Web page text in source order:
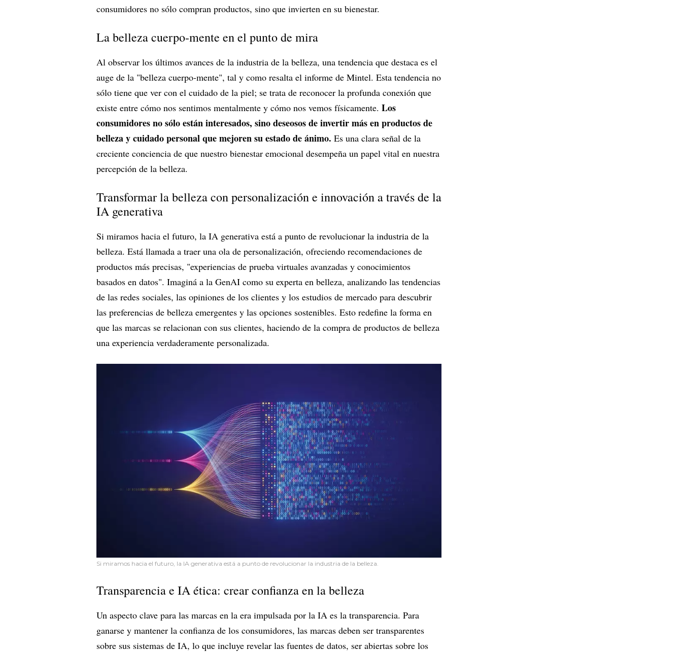
consumidores no sólo compran productos, sino que invierten en su bienestar.
La belleza cuerpo-mente en el punto de mira
Al observar los últimos avances de la industria de la belleza, una tendencia que destaca es el
auge de la "belleza cuerpo-mente", tal y como resalta el informe de Mintel. Esta tendencia no
sólo tiene que ver con el cuidado de la piel; se trata de reconocer la profunda conexión que
existe entre cómo nos sentimos mentalmente y cómo nos vemos físicamente. Los
consumidores no sólo están interesados, sino deseosos de invertir más en productos de
belleza y cuidado personal que mejoren su estado de ánimo. Es una clara señal de la
creciente conciencia de que nuestro bienestar emocional desempeña un papel vital en nuestra
percepción de la belleza.
Transformar la belleza con personalización e innovación a través de la
IA generativa
Si miramos hacia el futuro, la IA generativa está a punto de revolucionar la industria de la
belleza. Está llamada a traer una ola de personalización, ofreciendo recomendaciones de
productos más precisas, "experiencias de prueba virtuales avanzadas y conocimientos
basados en datos". Imaginá a la GenAI como su experta en belleza, analizando las tendencias
de las redes sociales, las opiniones de los clientes y los estudios de mercado para descubrir
las preferencias de belleza emergentes y las opciones sostenibles. Esto redefine la forma en
que las marcas se relacionan con sus clientes, haciendo de la compra de productos de belleza
una experiencia verdaderamente personalizada.
Si miramos hacia el futuro, la IA generativa está a punto de revolucionar la industria de la belleza.
Transparencia e IA ética: crear confianza en la belleza
Un aspecto clave para las marcas en la era impulsada por la IA es la transparencia. Para
ganarse y mantener la confianza de los consumidores, las marcas deben ser transparentes
sobre sus sistemas de IA, lo que incluye revelar las fuentes de datos, ser abiertas sobre los